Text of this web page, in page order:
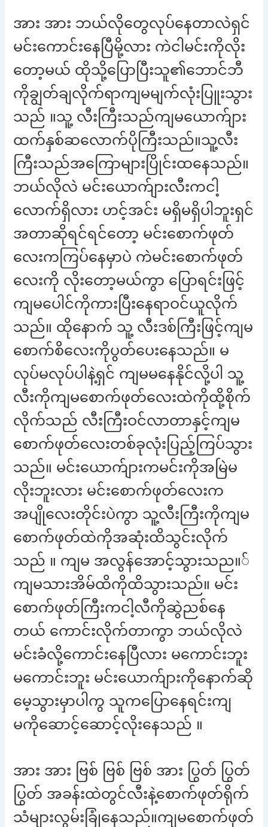
အား အား ဘယ်လိုတွေလုပ်နေတာလဲရှင်
မင်းကောင်းနေပြီမို့လား ကဲငါမင်းကိုလိုး
တော့မယ် ထိုသို့ပြောပြီးသူ၏ဘောင်ဘီ
ကိုချွတ်ချလိုက်ရာကျမမျက်လုံးပြူးသွား
သည် ။သူ့ လီးကြီးသည်ကျမယောက်ျား
ထက်နှစ်ဆလောက်ပိုကြီးသည်။သူ့လီး
ကြီးသည်အကြောများပြိုင်းထနေသည်။
ဘယ်လိုလဲ မင်းယောက်ျားလီးကငါ့
လောက်ရှိလား ဟင့်အင်း မရှိမရှိပါဘူးရှင်
အတာဆိုရင်ရင်တော့ မင်းစောက်ဖုတ်
လေးကကြပ်နေမှာပဲ ကဲမင်းစောက်ဖုတ်
လေးကို လိုးတော့မယ်ကွာ ပြောရင်းဖြင့်
ကျမပေါင်ကိုကားပြီးနေရာဝင်ယူလိုက်
သည်။ ထိုနောက် သူ့ လီးဒစ်ကြီးဖြင့်ကျမ
စောက်စိလေးကိုပွတ်ပေးနေသည်။ မ
လုပ်မလုပ်ပါနဲ့ရှင် ကျမမနေနိုင်လို့ပါ သူ့
လီးကိုကျမစောက်ဖုတ်လေးထဲကိုထို့စိုက်
လိုက်သည် လီးကြီးဝင်လာတာနှင့်ကျမ
စောက်ဖုတ်လေးတစ်ခုလုံးပြည့်ကြပ်သွား
သည်။ မင်းယောက်ျားကမင်းကိုအမြဲမ
လိုးဘူးလား မင်းစောက်ဖုတ်လေးက
အပျိုလေးတိုင်းပဲကွာ သူ့လီးကြီးကိုကျမ
စောက်ဖုတ်ထဲကိုအဆုံးထိသွင်းလိုက်
သည် ။ ကျမ အလွန်အောင့်သွားသည။်
ကျမသားအိမ်ထိကိုထိသွားသည်။ မင်း
စောက်ဖုတ်ကြီးကငါ့လီကိုဆွဲညစ်နေ
တယ် ကောင်းလိုက်တာကွာ ဘယ်လိုလဲ
မင်းခံလို့ကောင်းနေပြီလား မကောင်းဘူး
မကောင်းဘူး မင်းယောက်ျားကိုနောက်ဆို
မေ့သွားမှာပါကွ သူကပြောနေရင်းကျ
မကိုဆောင့်ဆောင့်လိုးနေသည် ။
အား အား ဗြစ် ဗြစ် ဗြစ် အား ပြွတ် ပြွတ်
ပြွတ် အခန်းထဲတွင်လီးနဲ့စောက်ဖုတ်ရိုက်
သံများလွမ်းခြုံနေသည်။ကျမစောက်ဖုတ်